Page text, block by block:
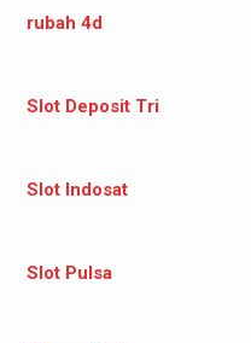
rubah 4d
Slot Deposit Tri
Slot Indosat
Slot Pulsa